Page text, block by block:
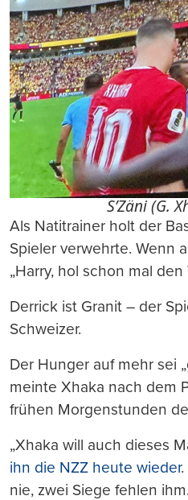
S’Zäni (G.
Als Natitrainer holt der
Spieler verwehrte. Wenn
„Harry, hol schon mal den
Derrick ist Granit – der
Schweizer.
Der Hunger auf mehr sei
meinte Xhaka nach dem
frühen Morgenstunden
„Xhaka will auch dieses
ihn die NZZ heute wieder.
nie, zwei Siege fehlen